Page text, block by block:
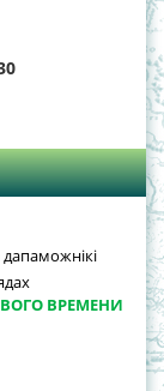
ВРЕМЕНИ